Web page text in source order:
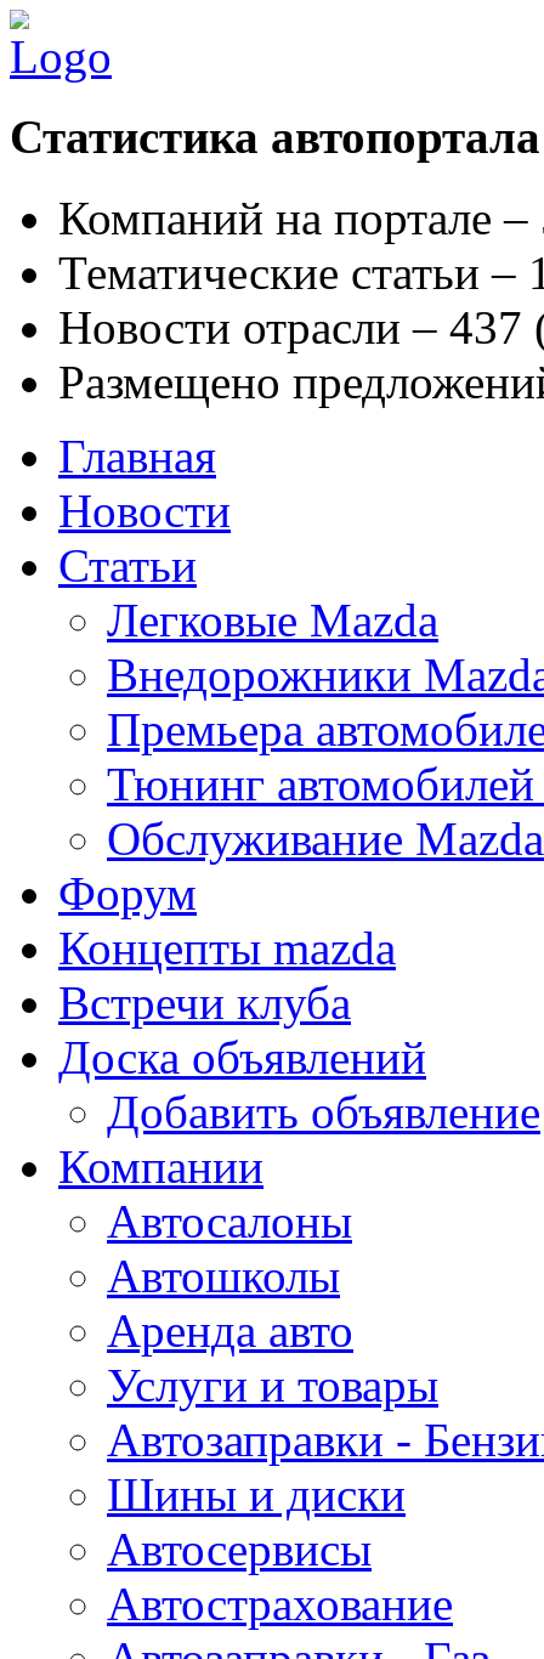
Статистика автопортала
Компаний на портале
Тематические статьи –
Новости отрасли – 437
Размещено
Главная
Новости
Статьи
Легковые Mazda
Внедорожники
Премьера
Тюнинг
Обслуживание Mazda
Форум
Концепты mazda
Встречи клуба
Доска объявлений
Добавить объявление
Компании
Автосалоны
Автошколы
Аренда авто
Услуги и товары
Автозаправки -
Шины и диски
Автосервисы
Автострахование